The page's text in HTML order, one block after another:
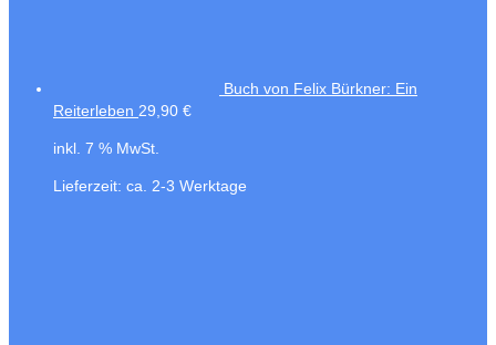
Buch von Felix Bürkner: Ein
Reiterleben 29,90 €
inkl. 7 % MwSt.
Lieferzeit: ca. 2-3 Werktage